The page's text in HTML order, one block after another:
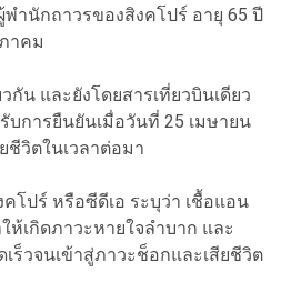
ำนักถาวรของสิงคโปร์ อายุ 65 ปี
าคม
กัน และยังโดยสารเที่ยวบินเดียว
บการยืนยันเมื่อวันที่ 25 เมษายน
ชีวิตในเวลาต่อมา
โปร์ หรือซีดีเอ ระบุว่า เชื้อแอน
ห้เกิดภาวะหายใจลำบาก และ
ร็วจนเข้าสู่ภาวะช็อกและเสียชีวิต